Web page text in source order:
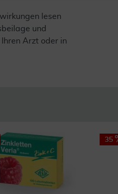
lesen
und
Arzt oder in
35